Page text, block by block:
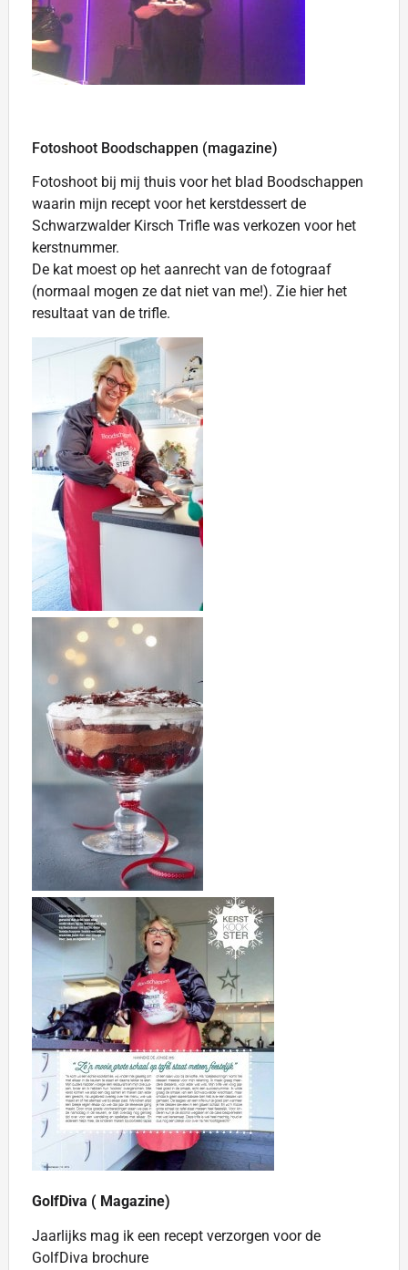
Fotoshoot Boodschappen (magazine)
Fotoshoot bij mij thuis voor het blad Boodschappen
waarin mijn recept voor het kerstdessert de
Schwarzwalder Kirsch Trifle was verkozen voor het
kerstnummer.
De kat moest op het aanrecht van de fotograaf
(normaal mogen ze dat niet van me!). Zie hier het
resultaat van de trifle.
GolfDiva ( Magazine)
Jaarlijks mag ik een recept verzorgen voor de
GolfDiva brochure